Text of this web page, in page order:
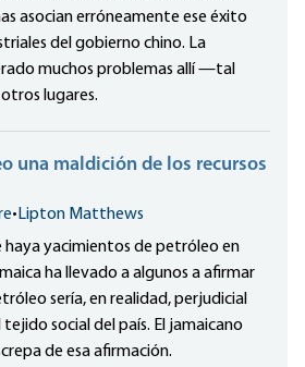
asocian erróneamente ese éxito
del gobierno chino. La
muchos problemas allí —tal
lugares.
una maldición de los recursos
• Lipton Matthews
haya yacimientos de petróleo en
ha llevado a algunos a afirmar
sería, en realidad, perjudicial
social del país. El jamaicano
de esa afirmación.